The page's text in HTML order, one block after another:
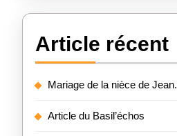
Article récent
Mariage de la nièce de Jean.
Article du Basil’échos